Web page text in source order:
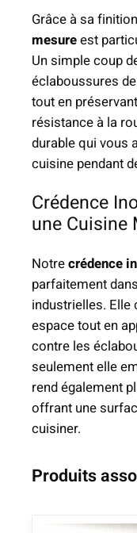
Grâce à sa
mesureest
Un simple coup
éclaboussures
tout en
résistance à la
durable qui vous
cuisine pendant
Crédence
une Cuisine
Notrecrédence
parfaitement
industrielles. Elle
espace tout en
contre les
seulement elle
rend également
offrant une
cuisiner.
Produits